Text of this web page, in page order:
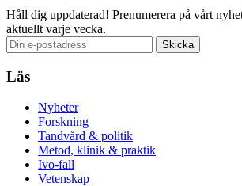
Håll dig uppdaterad! Prenumerera på vårt
aktuellt varje vecka.
Läs
Nyheter
Forskning
Tandvård & politik
Metod, klinik & praktik
Ivo-fall
Vetenskap